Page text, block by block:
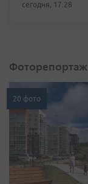
сегодня, 17:28
Фоторепортаж
20 фото